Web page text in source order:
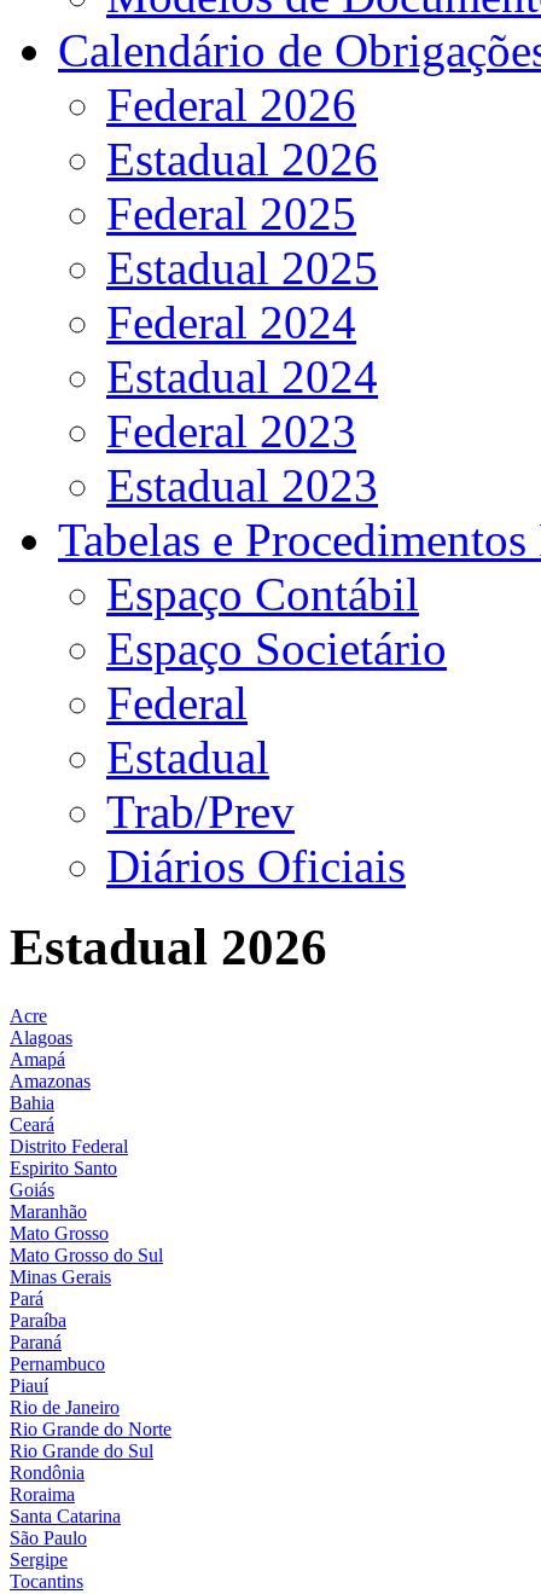
Calendário de
Federal 2026
Estadual 2026
Federal 2025
Estadual 2025
Federal 2024
Estadual 2024
Federal 2023
Estadual 2023
Tabelas e
Espaço Contábil
Espaço Societário
Federal
Estadual
Trab/Prev
Diários Oficiais
Estadual 2026
Acre
Alagoas
Amapá
Amazonas
Bahia
Ceará
Distrito Federal
Espirito Santo
Goiás
Maranhão
Mato Grosso
Mato Grosso do Sul
Minas Gerais
Pará
Paraíba
Paraná
Pernambuco
Piauí
Rio de Janeiro
Rio Grande do Norte
Rio Grande do Sul
Rondônia
Roraima
Santa Catarina
São Paulo
Sergipe
Tocantins